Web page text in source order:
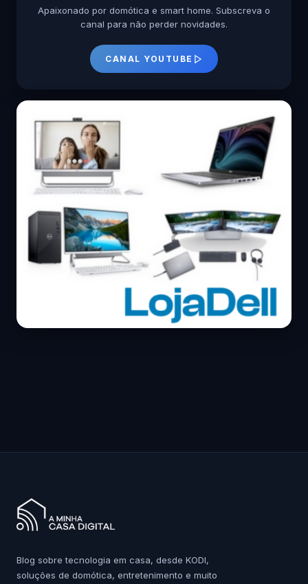
Apaixonado por domótica e smart home. Subscreva o
canal para não perder novidades.
CANAL YOUTUBE
Blog sobre tecnologia em casa, desde KODI,
soluções de domótica, entretenimento e muito